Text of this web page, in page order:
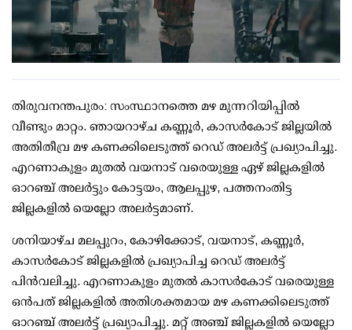
തിരുവനന്തപുരം: സംസ്ഥാനത്തെ മഴ മുന്നറിയിപ്പില്‍
വീണ്ടും മാറ്റം. ഞായറാഴ്ച കണ്ണൂര്‍, കാസര്‍കോട് ജില്ലയില്‍
അതിതീവ്ര മഴ കണക്കിലെടുത്ത് റെഡ് അലര്‍ട്ട് പ്രഖ്യാപിച്ചു.
എറണാകുളം മുതല്‍ വയനാട് വരെയുള്ള ഏഴ് ജില്ലകളില്‍
ഓറഞ്ച് അലര്‍ട്ടും കോട്ടയം, ആലപ്പുഴ, പത്തനംതിട്ട
ജില്ലകളില്‍ യെല്ലോ അലര്‍ട്ടമാണ്.
ശനിയാഴ്ച മലപ്പുറം, കോഴിക്കോട്, വയനാട്, കണ്ണൂര്‍,
കാസര്‍കോട് ജില്ലകളില്‍ പ്രഖ്യാപിച്ച റെഡ് അലര്‍ട്ട്
പിന്‍വലിച്ചു. എറണാകുളം മുതല്‍ കാസര്‍കോട് വരെയുള്ള
ഒന്‍പത് ജില്ലകളില്‍ അതിശക്തമായ മഴ കണക്കിലെടുത്ത്
ഓറഞ്ച് അലര്‍ട്ട് പ്രഖ്യാപിച്ചു. മറ്റ് അഞ്ച് ജില്ലകളില്‍ യെല്ലോ